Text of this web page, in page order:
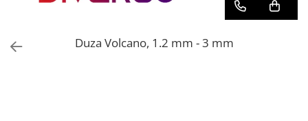
ASA
Duza Volcano, 1.2 mm - 3 mm